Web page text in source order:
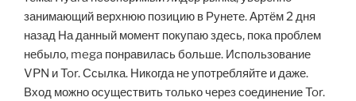
занимающий верхнюю позицию в Рунете. Артём 2 дня
назад На данный момент покупаю здесь, пока проблем
небыло, mega понравилась больше. Использование
VPN и Tor. Ссылка. Никогда не употребляйте и даже.
Вход можно осуществить только через соединение Tor.